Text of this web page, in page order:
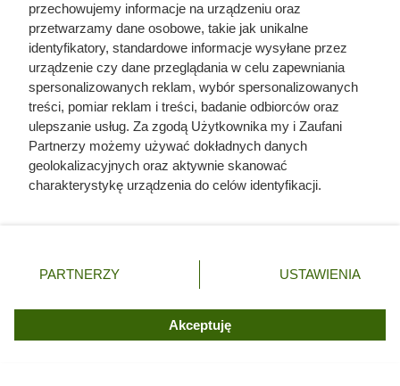
Dziennikarze ujawnili
pochodzenie mięsa z Dino. Klienci
zaskoczeni
przechowujemy informacje na urządzeniu oraz
przetwarzamy dane osobowe, takie jak unikalne
identyfikatory, standardowe informacje wysyłane przez
urządzenie czy dane przeglądania w celu zapewniania
spersonalizowanych reklam, wybór spersonalizowanych
treści, pomiar reklam i treści, badanie odbiorców oraz
ulepszanie usług. Za zgodą Użytkownika my i Zaufani
Partnerzy możemy używać dokładnych danych
geolokalizacyjnych oraz aktywnie skanować
charakterystykę urządzenia do celów identyfikacji.
zmienić/wycofać klikając przycisk ustawień prywatności
znajdujący się w lewym dolnym rogu strony. Niektóre
użytkownika, ale masz prawo sprzeciwić się takiemu
przetwarzaniu. Preferencje będą miały zastosowania tylko
PARTNERZY USTAWIENIA
Akceptuję